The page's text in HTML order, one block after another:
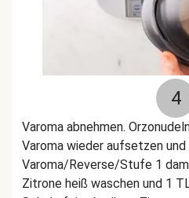
4
Varoma abnehmen.
Varoma wieder aufsetzen und
Varoma/Reverse/Stufe 1
Zitrone heiß waschen und 1